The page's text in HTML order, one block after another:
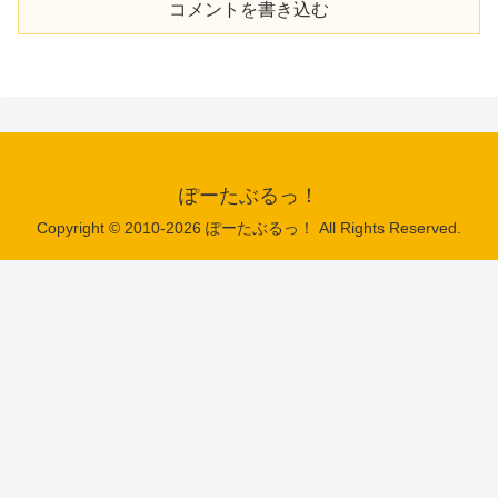
コメントを書き込む
ぽーたぶるっ！
Copyright © 2010-2026 ぽーたぶるっ！ All Rights Reserved.